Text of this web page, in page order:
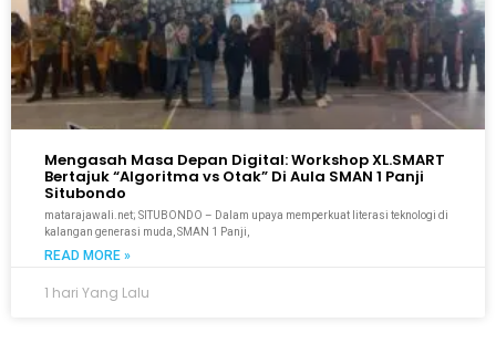
Mengasah Masa Depan Digital: Workshop XL.SMART
Bertajuk “Algoritma vs Otak” Di Aula SMAN 1 Panji
Situbondo
matarajawali.net; SITUBONDO – Dalam upaya memperkuat literasi teknologi di
kalangan generasi muda, SMAN 1 Panji,
READ MORE »
1 hari Yang Lalu